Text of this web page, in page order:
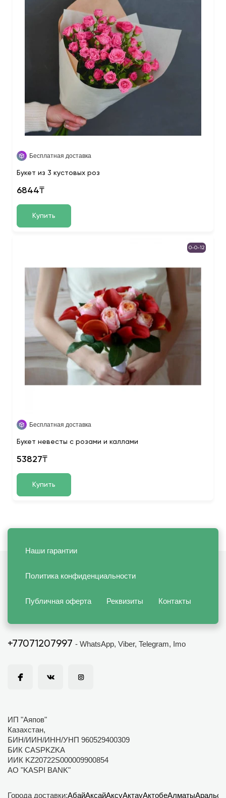
Бесплатная доставка
Букет из 3 кустовых роз
6844₸
Купить
0-0-12
Бесплатная доставка
Букет невесты с розами и каллами
53827₸
Купить
Наши гарантии
Политика конфиденциальности
Публичная оферта Реквизиты Контакты
+77071207997 - WhatsApp, Viber, Telegram, Imo
ИП "Аяпов"
Казахстан,
БИН/ИИН/ИНН/УНП 960529400309
БИК CASPKZKA
ИИК KZ20722S000009900854
АО "KASPI BANK"
Города доставки:АбайАксайАксуАктауАктобеАлматыАральск